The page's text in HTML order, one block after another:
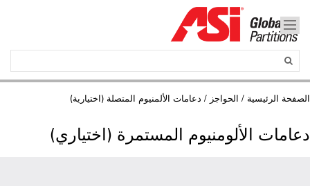
الصفحة الرئيسية / الحواجز / دعامات الألمنيوم المتصلة (اختيارية)
دعامات الألومنيوم المستمرة (اختياري)